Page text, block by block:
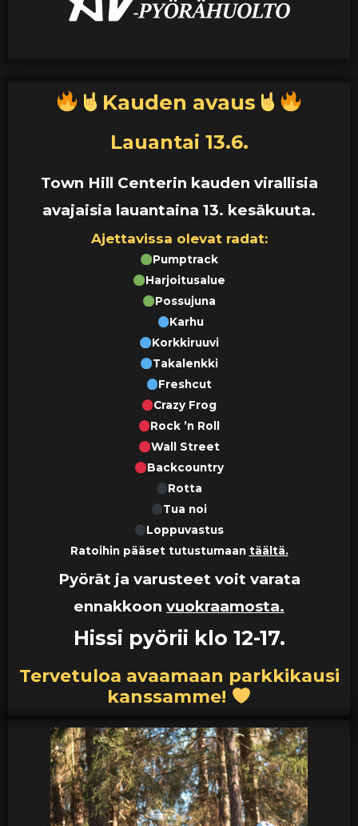
Kauden avaus
Lauantai 13.6.
Town Hill Centerin kauden virallisia
avajaisia lauantaina 13. kesäkuuta.
Ajettavissa olevat radat:
Pumptrack
Harjoitusalue
Possujuna
Karhu
Korkkiruuvi
Takalenkki
Freshcut
Crazy Frog
Rock ’n Roll
Wall Street
Backcountry
Rotta
Tua noi
Loppuvastus
Ratoihin pääset tutustumaan täältä.
Pyörät ja varusteet voit varata
ennakkoon vuokraamosta.
Hissi pyörii klo 12-17.
Tervetuloa avaamaan parkkikausi
kanssamme!